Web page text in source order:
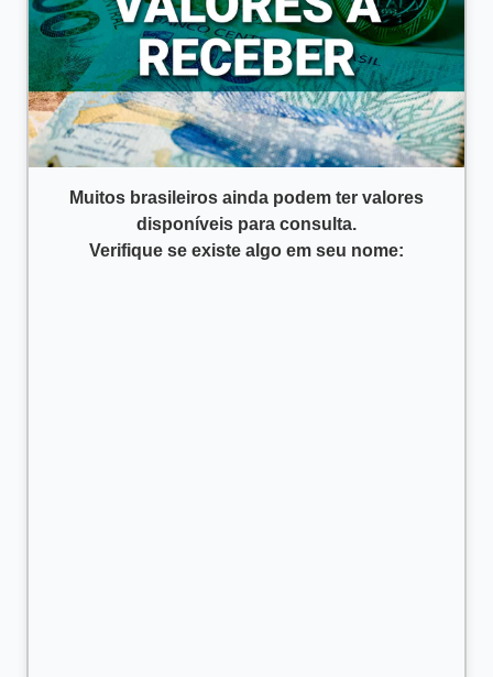
Muitos brasileiros ainda podem ter valores
disponíveis para consulta.
Verifique se existe algo em seu nome: